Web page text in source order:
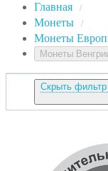
Главная /
Монеты /
Монеты
Монеты
Скрыть фильтр